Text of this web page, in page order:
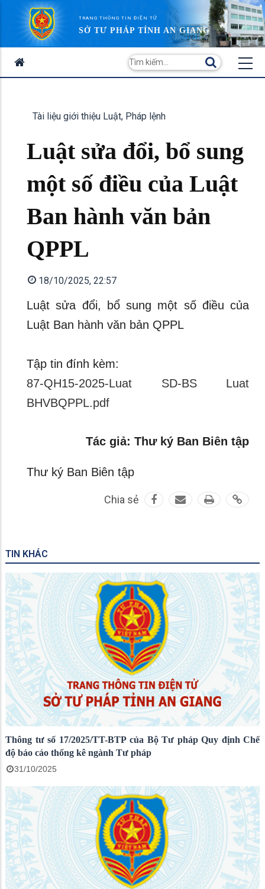
TRANG THÔNG TIN ĐIỆN TỬ
SỞ TƯ PHÁP TỈNH AN GIANG
Tài liệu giới thiệu Luật, Pháp lệnh
Luật sửa đổi, bổ sung
một số điều của Luật
Ban hành văn bản
QPPL
18/10/2025, 22:57
Luật sửa đổi, bổ sung một số điều của
Luật Ban hành văn bản QPPL
Tập tin đính kèm:
87-QH15-2025-Luat SD-BS Luat
BHVBQPPL.pdf
Tác giả: Thư ký Ban Biên tập
Thư ký Ban Biên tập
Chia sẻ
TIN KHÁC
Thông tư số 17/2025/TT-BTP của Bộ Tư pháp Quy định Chế
độ báo cáo thống kê ngành Tư pháp
31/10/2025